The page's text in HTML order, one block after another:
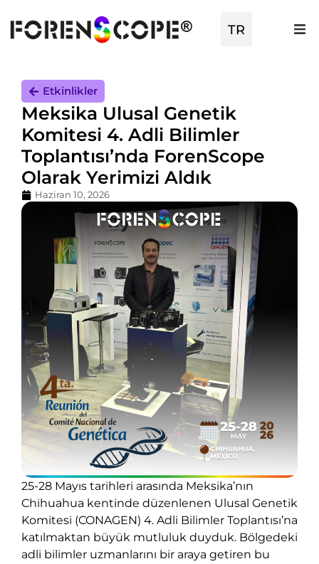
TR
ES
Etkinlikler
Meksika Ulusal Genetik
Komitesi 4. Adli Bilimler
Toplantısı’nda ForenScope
Olarak Yerimizi Aldık
Haziran 10, 2026
25-28 Mayıs tarihleri arasında Meksika’nın
Chihuahua kentinde düzenlenen Ulusal Genetik
Komitesi (CONAGEN) 4. Adli Bilimler Toplantısı’na
katılmaktan büyük mutluluk duyduk. Bölgedeki
adli bilimler uzmanlarını bir araya getiren bu